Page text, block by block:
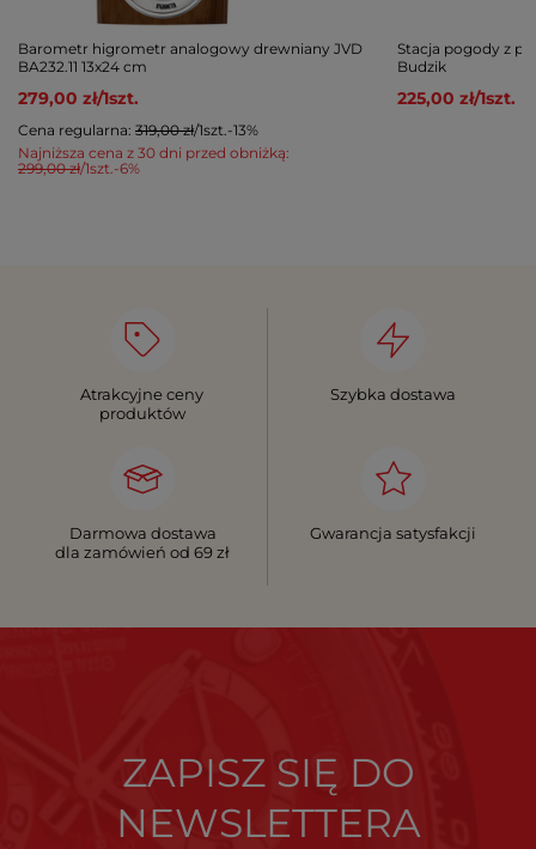
Barometr higrometr analogowy drewniany JVD
BA232.11 13x24 cm
279,00 zł/1szt.
Najniższa cena z 30 dni przed obniżką:
299,00 zł/1szt.-6%
Cena regularna: 319,00 zł/1szt.-13%
Stacja pogody z
Budzik
225,00 zł/1szt.
Atrakcyjne ceny
produktów
Szybka dostawa
Darmowa dostawa
dla zamówień od 69 zł
Gwarancja satysfakcji
ZAPISZ SIĘ DO
NEWSLETTERA